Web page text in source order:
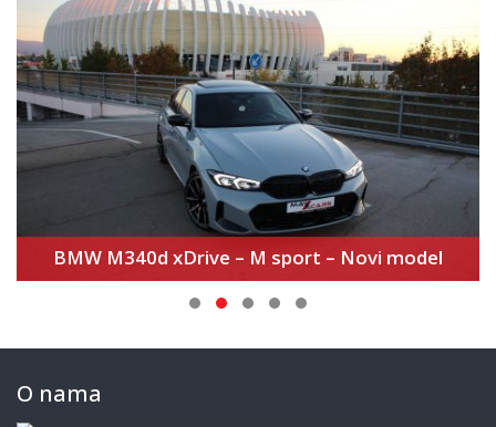
Volkswagen Golf 8 2.0 TDI – Match
O nama